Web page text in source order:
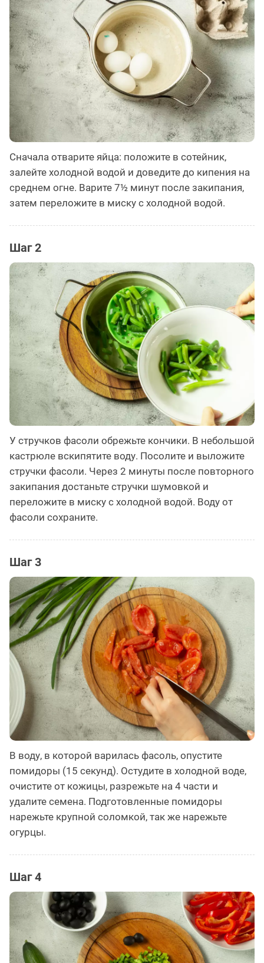
Сначала отварите яйца: положите в сотейник,
залейте холодной водой и доведите до кипения на
среднем огне. Варите 7½ минут после закипания,
затем переложите в миску с холодной водой.
Шаг 2
У стручков фасоли обрежьте кончики. В небольшой
кастрюле вскипятите воду. Посолите и выложите
стручки фасоли. Через 2 минуты после повторного
закипания достаньте стручки шумовкой и
переложите в миску с холодной водой. Воду от
фасоли сохраните.
Шаг 3
В воду, в которой варилась фасоль, опустите
помидоры (15 секунд). Остудите в холодной воде,
очистите от кожицы, разрежьте на 4 части и
удалите семена. Подготовленные помидоры
нарежьте крупной соломкой, так же нарежьте
огурцы.
Шаг 4